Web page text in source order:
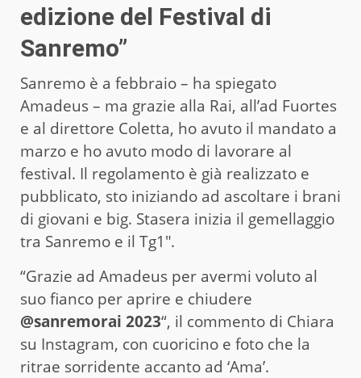
edizione del Festival di
Sanremo”
Sanremo è a febbraio – ha spiegato
Amadeus – ma grazie alla Rai, all’ad Fuortes
e al direttore Coletta, ho avuto il mandato a
marzo e ho avuto modo di lavorare al
festival. Il regolamento è già realizzato e
pubblicato, sto iniziando ad ascoltare i brani
di giovani e big. Stasera inizia il gemellaggio
tra Sanremo e il Tg1″.
“Grazie ad Amadeus per avermi voluto al
suo fianco per aprire e chiudere
@sanremorai 2023“, il commento di Chiara
su Instagram, con cuoricino e foto che la
ritrae sorridente accanto ad ‘Ama’.